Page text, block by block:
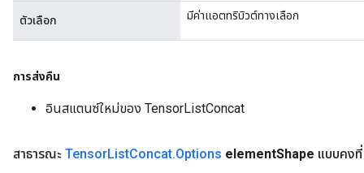
ตัวเลือก มีค่าแอตทริบิวต์ทางเลือก
การส่งคืน
อินสแตนซ์ใหม่ของ TensorListConcat
สาธารณะ TensorListConcat.Options elementShape แบบคง